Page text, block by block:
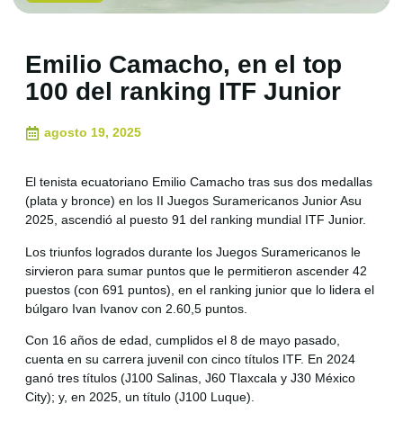
Emilio Camacho, en el top
100 del ranking ITF Junior
agosto 19, 2025
El tenista ecuatoriano Emilio Camacho tras sus dos medallas
(plata y bronce) en los II Juegos Suramericanos Junior Asu
2025, ascendió al puesto 91 del ranking mundial ITF Junior.
Los triunfos logrados durante los Juegos Suramericanos le
sirvieron para sumar puntos que le permitieron ascender 42
puestos (con 691 puntos), en el ranking junior que lo lidera el
búlgaro Ivan Ivanov con 2.60,5 puntos.
Con 16 años de edad, cumplidos el 8 de mayo pasado,
cuenta en su carrera juvenil con cinco títulos ITF. En 2024
ganó tres títulos (J100 Salinas, J60 Tlaxcala y J30 México
City); y, en 2025, un título (J100 Luque).